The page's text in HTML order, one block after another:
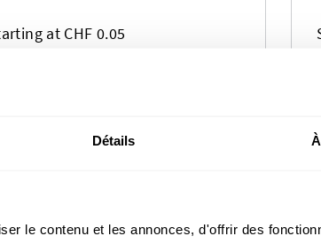
Détails
le contenu et les annonces, d'offrir des
at CHF 0.05